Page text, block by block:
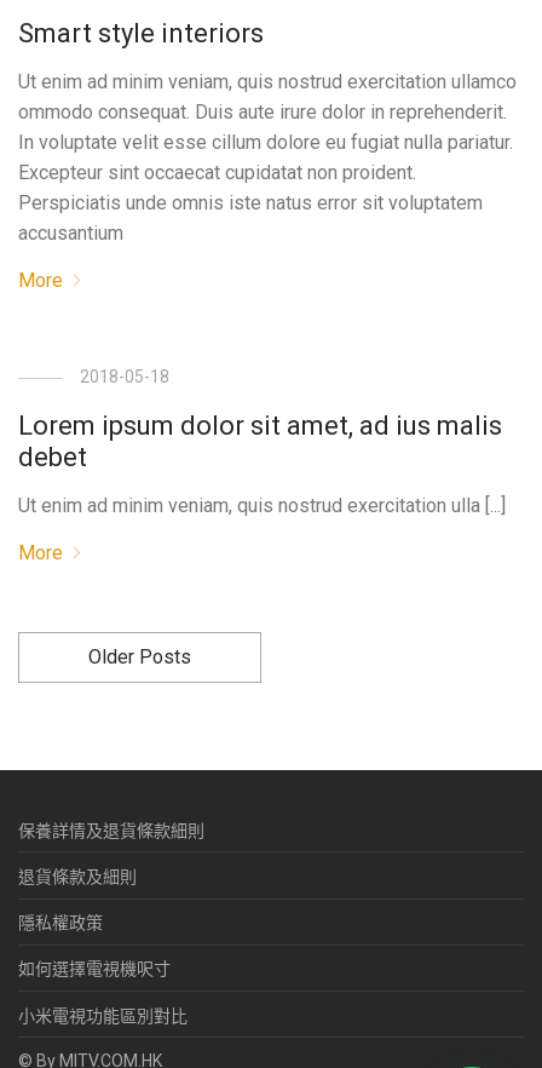
Smart style interiors
Ut enim ad minim veniam, quis nostrud exercitation ullamco
ommodo consequat. Duis aute irure dolor in reprehenderit.
In voluptate velit esse cillum dolore eu fugiat nulla pariatur.
Excepteur sint occaecat cupidatat non proident.
Perspiciatis unde omnis iste natus error sit voluptatem
accusantium
More
2018-05-18
Lorem ipsum dolor sit amet, ad ius malis
debet
Ut enim ad minim veniam, quis nostrud exercitation ulla [...]
More
Older Posts
保養詳情及退貨條款細則
退貨條款及細則
隱私權政策
如何選擇電視機呎寸
小米電視功能區別對比
© By MITV.COM.HK